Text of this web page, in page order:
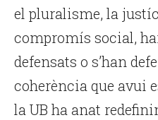
el pluralisme, la
compromís social,
defensats o s’han
coherència que avui
la UB ha anat